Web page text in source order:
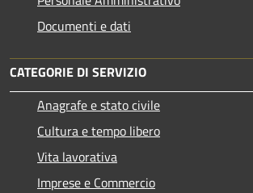
Documenti e dati
CATEGORIE DI SERVIZIO
Anagrafe e stato civile
Cultura e tempo libero
Vita lavorativa
Imprese e Commercio